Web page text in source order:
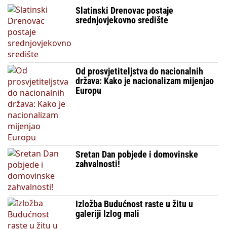
Slatinski Drenovac postaje
srednjovjekovno središte
Od prosvjetiteljstva do nacionalnih
država: Kako je nacionalizam mijenjao
Europu
Sretan Dan pobjede i domovinske
zahvalnosti!
Izložba Budućnost raste u žitu u
galeriji Izlog mali